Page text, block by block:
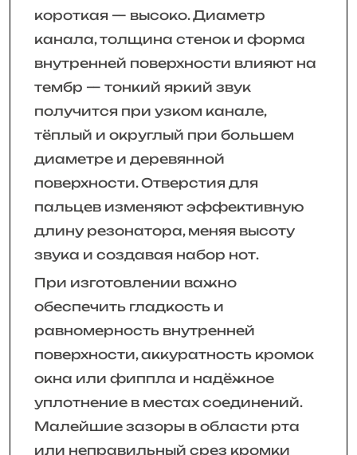
короткая — высоко. Диаметр
канала, толщина стенок и форма
внутренней поверхности влияют на
тембр — тонкий яркий звук
получится при узком канале,
тёплый и округлый при большем
диаметре и деревянной
поверхности. Отверстия для
пальцев изменяют эффективную
длину резонатора, меняя высоту
звука и создавая набор нот.
При изготовлении важно
обеспечить гладкость и
равномерность внутренней
поверхности, аккуратность кромок
окна или фиппла и надёжное
уплотнение в местах соединений.
Малейшие зазоры в области рта
или неправильный срез кромки